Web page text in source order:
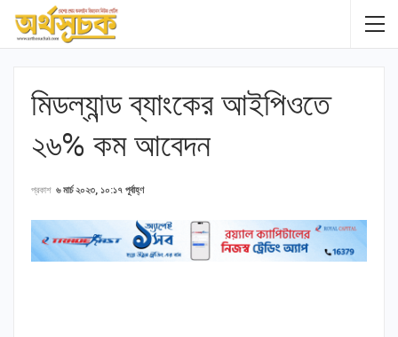
মিডল্যান্ড ব্যাংকের আইপিওতে
২৬% কম আবেদন
প্রকাশ ৬ মার্চ ২০২৩, ১০:১৭ পূর্বাহ্ণ